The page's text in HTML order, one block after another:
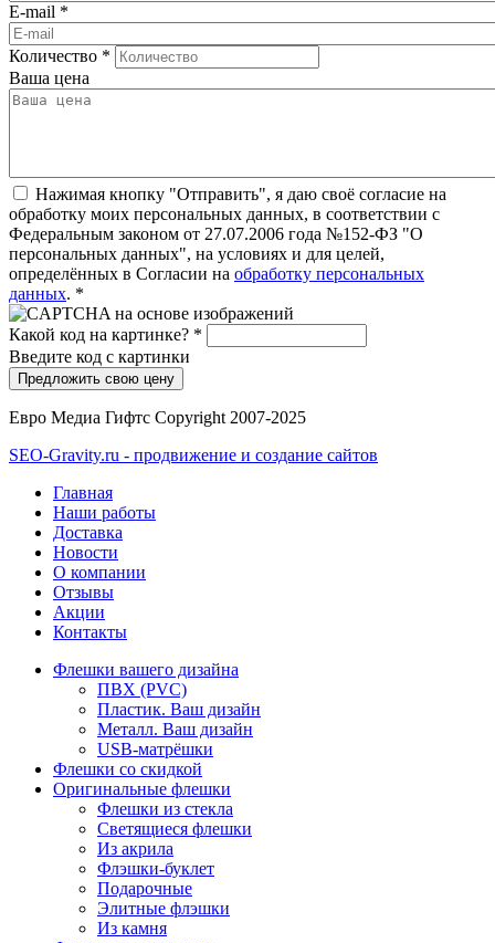
E-mail *
Количество *
Ваша цена
Нажимая кнопку "Отправить", я даю своё согласие на
обработку моих персональных данных, в соответствии с
Федеральным законом от 27.07.2006 года №152-ФЗ "О
персональных данных", на условиях и для целей,
определённых в Согласии на обработку персональных
данных. *
Какой код на картинке? *
Введите код с картинки
Евро Медиа Гифтс Copyright 2007-2025
SEO-Gravity.ru - продвижение и создание сайтов
Главная
Наши работы
Доставка
Новости
О компании
Отзывы
Акции
Контакты
Флешки вашего дизайна
ПВХ (PVC)
Пластик. Ваш дизайн
Металл. Ваш дизайн
USB-матрёшки
Флешки со скидкой
Оригинальные флешки
Флешки из стекла
Светящиеся флешки
Из акрила
Флэшки-буклет
Подарочные
Элитные флэшки
Из камня